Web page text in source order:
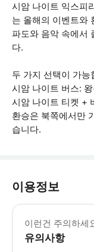
시암 나이트 익스피
는 올해의 이벤트와
파도와 음악 속에서
다.
두 가지 선택이 가능
시암 나이트 버스:
시암 나이트 티켓 +
환승은 북쪽에서만
습니다.
이용정보
이런건 주의하세
유의사항